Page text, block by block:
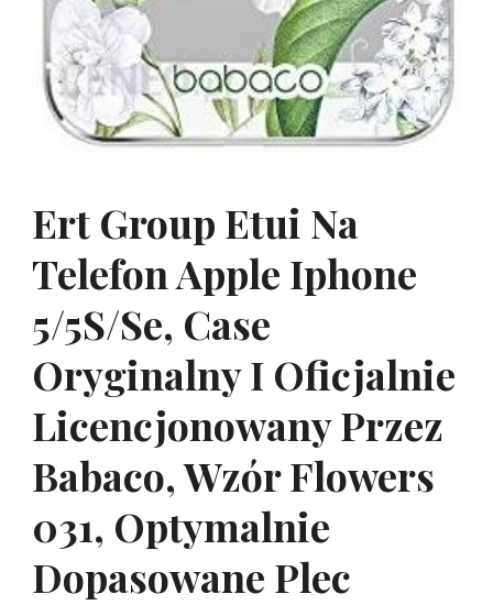
Ert Group Etui Na
Telefon Apple Iphone
5/5S/Se, Case
Oryginalny I Oficjalnie
Licencjonowany Przez
Babaco, Wzór Flowers
031, Optymalnie
Dopasowane Plec